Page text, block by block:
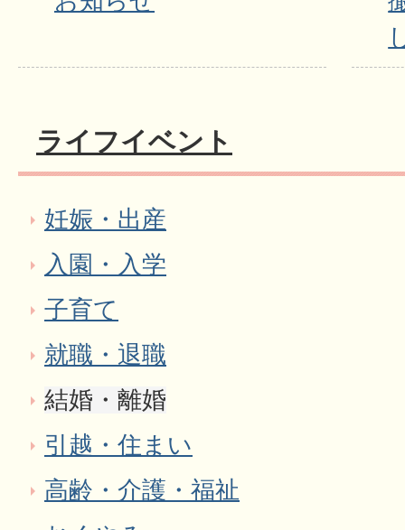
ライフイベント
妊娠・出産
入園・入学
子育て
就職・退職
結婚・離婚
引越・住まい
高齢・介護・福祉